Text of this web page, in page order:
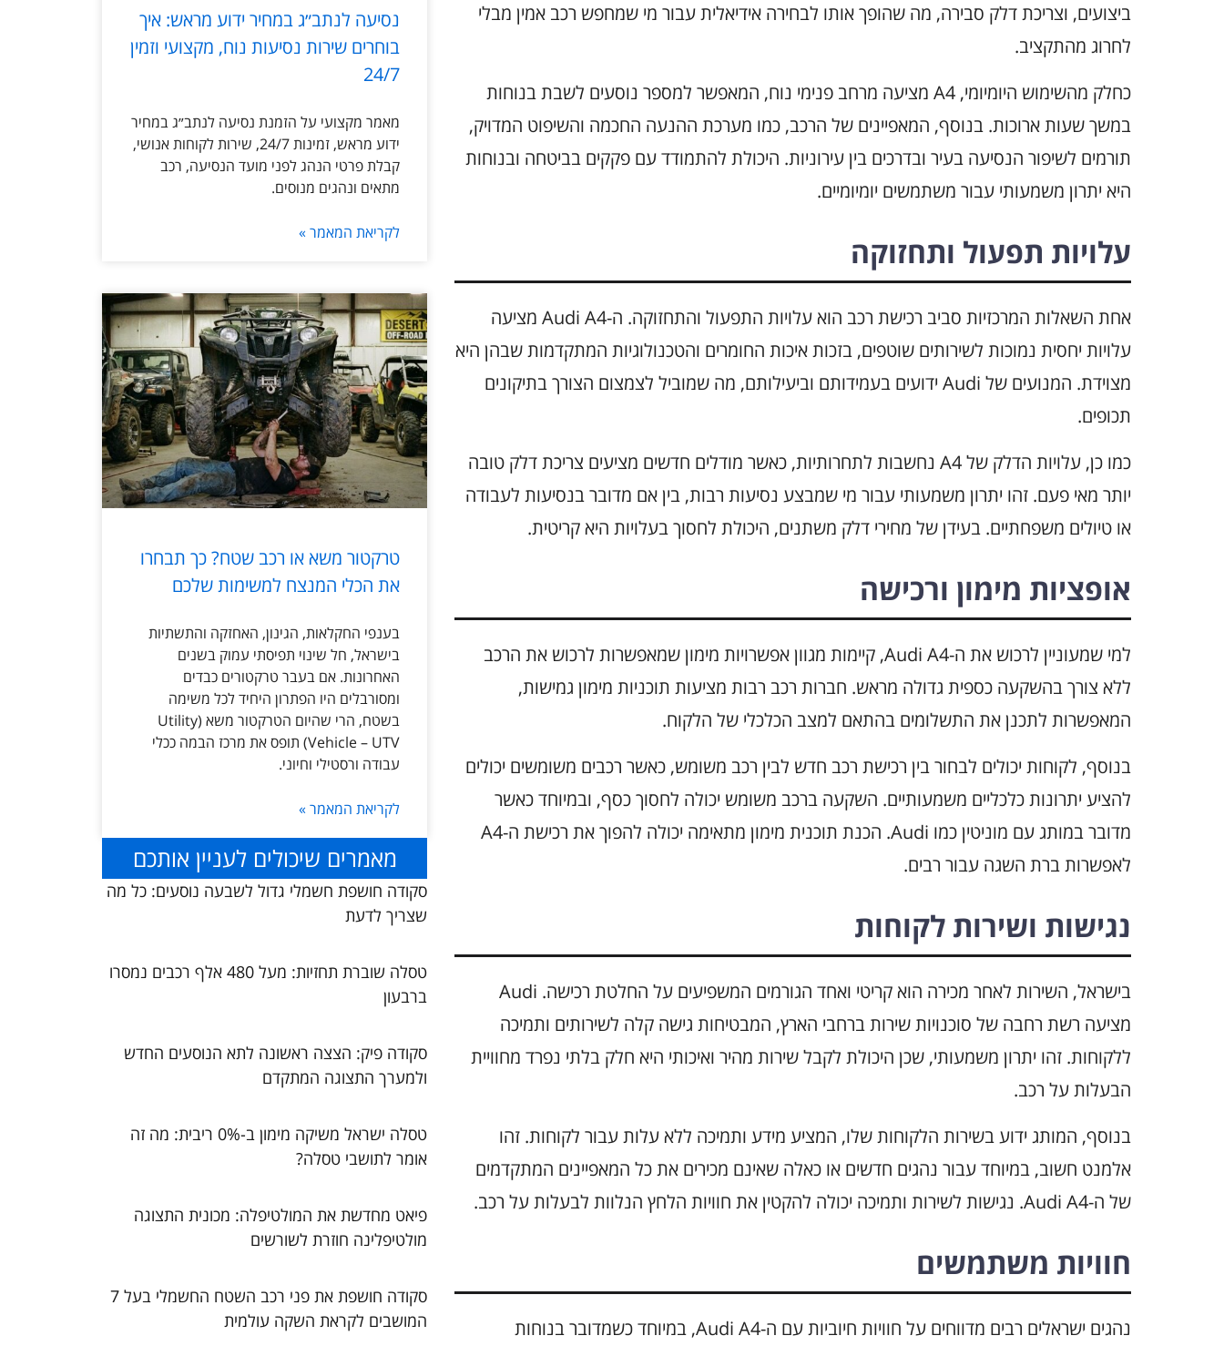
ביצועים, וצריכת דלק סבירה, מה שהופך אותו לבחירה אידיאלית עבור מי שמחפש רכב אמין מבלי
לחרוג מהתקציב.
כחלק מהשימוש היומיומי, A4 מציעה מרחב פנימי נוח, המאפשר למספר נוסעים לשבת בנוחות
במשך שעות ארוכות. בנוסף, המאפיינים של הרכב, כמו מערכת ההנעה החכמה והשיפוט המדויק,
תורמים לשיפור הנסיעה בעיר ובדרכים בין עירוניות. היכולת להתמודד עם פקקים בביטחה ובנוחות
היא יתרון משמעותי עבור משתמשים יומיומיים.
עלויות תפעול ותחזוקה
אחת השאלות המרכזיות סביב רכישת רכב הוא עלויות התפעול והתחזוקה. ה-Audi A4 מציעה
עלויות יחסית נמוכות לשירותים שוטפים, בזכות איכות החומרים והטכנולוגיות המתקדמות שבהן היא
מצוידת. המנועים של Audi ידועים בעמידותם וביעילותם, מה שמוביל לצמצום הצורך בתיקונים
תכופים.
כמו כן, עלויות הדלק של A4 נחשבות לתחרותיות, כאשר מודלים חדשים מציעים צריכת דלק טובה
יותר מאי פעם. זהו יתרון משמעותי עבור מי שמבצע נסיעות רבות, בין אם מדובר בנסיעות לעבודה
או טיולים משפחתיים. בעידן של מחירי דלק משתנים, היכולת לחסוך בעלויות היא קריטית.
אופציות מימון ורכישה
למי שמעוניין לרכוש את ה-Audi A4, קיימות מגוון אפשרויות מימון שמאפשרות לרכוש את הרכב
ללא צורך בהשקעה כספית גדולה מראש. חברות רכב רבות מציעות תוכניות מימון גמישות,
המאפשרות לתכנן את התשלומים בהתאם למצב הכלכלי של הלקוח.
בנוסף, לקוחות יכולים לבחור בין רכישת רכב חדש לבין רכב משומש, כאשר רכבים משומשים יכולים
להציע יתרונות כלכליים משמעותיים. השקעה ברכב משומש יכולה לחסוך כסף, ובמיוחד כאשר
מדובר במותג עם מוניטין כמו Audi. הכנת תוכנית מימון מתאימה יכולה להפוך את רכישת ה-A4
לאפשרות ברת השגה עבור רבים.
נגישות ושירות לקוחות
בישראל, השירות לאחר מכירה הוא קריטי ואחד הגורמים המשפיעים על החלטת רכישה. Audi
מציעה רשת רחבה של סוכנויות שירות ברחבי הארץ, המבטיחות גישה קלה לשירותים ותמיכה
ללקוחות. זהו יתרון משמעותי, שכן היכולת לקבל שירות מהיר ואיכותי היא חלק בלתי נפרד מחוויית
הבעלות על רכב.
בנוסף, המותג ידוע בשירות הלקוחות שלו, המציע מידע ותמיכה ללא עלות עבור לקוחות. זהו
אלמנט חשוב, במיוחד עבור נהגים חדשים או כאלה שאינם מכירים את כל המאפיינים המתקדמים
של ה-Audi A4. נגישות לשירות ותמיכה יכולה להקטין את חוויות הלחץ הנלוות לבעלות על רכב.
חוויות משתמשים
נהגים ישראלים רבים מדווחים על חוויות חיוביות עם ה-Audi A4, במיוחד כשמדובר בנוחות
נסיעה לנתב״ג במחיר ידוע מראש: איך
בוחרים שירות נסיעות נוח, מקצועי וזמין
24/7
מאמר מקצועי על הזמנת נסיעה לנתב״ג במחיר
ידוע מראש, זמינות 24/7, שירות לקוחות אנושי,
קבלת פרטי הנהג לפני מועד הנסיעה, רכב
מתאים ונהגים מנוסים.
לקריאת המאמר »
טרקטור משא או רכב שטח? כך תבחרו
את הכלי המנצח למשימות שלכם
בענפי החקלאות, הגינון, האחזקה והתשתיות
בישראל, חל שינוי תפיסתי עמוק בשנים
האחרונות. אם בעבר טרקטורים כבדים
ומסורבלים היו הפתרון היחיד לכל משימה
בשטח, הרי שהיום הטרקטור משא (Utility
Vehicle – UTV) תופס את מרכז הבמה ככלי
עבודה ורסטילי וחיוני.
לקריאת המאמר »
מאמרים שיכולים לעניין אותכם
סקודה חושפת חשמלי גדול לשבעה נוסעים: כל מה
שצריך לדעת
טסלה שוברת תחזיות: מעל 480 אלף רכבים נמסרו
ברבעון
סקודה פיק: הצצה ראשונה לתא הנוסעים החדש
ולמערך התצוגה המתקדם
טסלה ישראל משיקה מימון ב-0% ריבית: מה זה
אומר לתושבי טסלה?
פיאט מחדשת את המולטיפלה: מכונית התצוגה
מולטיפלינה חוזרת לשורשים
סקודה חושפת את פני רכב השטח החשמלי בעל 7
המושבים לקראת השקה עולמית